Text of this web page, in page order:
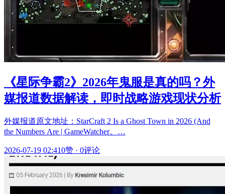
《星际争霸2》2026年鬼服是真的吗？外
媒报道数据解读，即时战略游戏现状分析
外媒报道原文地址：StarCraft 2 Is a Ghost Town in 2026 (And
the Numbers Are | GameWatcher。…
2026-07-19 02:410赞 · 0评论